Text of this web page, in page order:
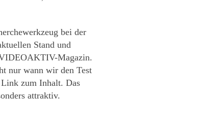
bei der
Stand und
VIDEOAKTIV-Magazin.
nur wann wir den Test
Link zum Inhalt. Das
attraktiv.